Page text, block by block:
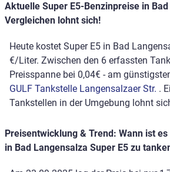
Aktuelle Super E5-Benzinpreise in
Vergleichen lohnt sich!
Heute kostet Super E5 in Bad
€/Liter. Zwischen den 6 erfassten
Preisspanne bei 0,04€ - am
GULF Tankstelle Langensalzaer Str. .
Tankstellen in der Umgebung lohnt
Preisentwicklung & Trend: Wann ist
in Bad Langensalza Super E5 zu